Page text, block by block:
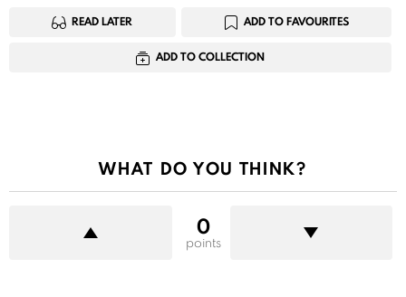
READ LATER ADD TO FAVOURITES
ADD TO COLLECTION
WHAT DO YOU THINK?
0
points